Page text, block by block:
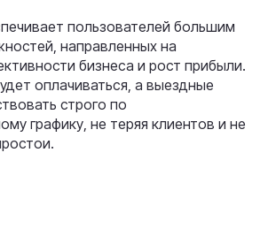
пользователей большим
направленных на
бизнеса и рост прибыли.
оплачиваться, а выездные
строго по
графику, не теряя клиентов и не